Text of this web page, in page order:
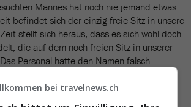
Mannes hat noch nie jemand etwas
befindet sich der einzig freie Sitz in unsere
stellt sich heraus, dass es sich wohl doch
die auf dem noch freien Sitz in unserer
Personal hatte den Namen falsch
um die vermisste Person gelegt hatte,
bei travelnews.ch